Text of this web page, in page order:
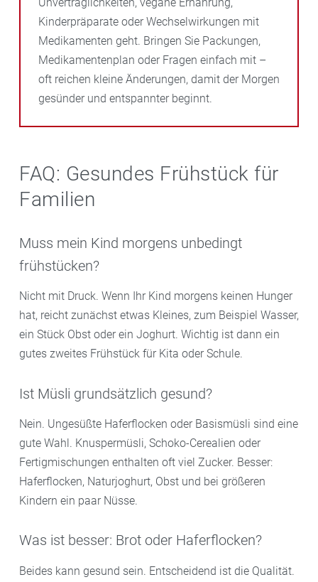
Kinderpräparate oder Wechselwirkungen mit
Medikamenten geht. Bringen Sie Packungen,
Medikamentenplan oder Fragen einfach mit –
oft reichen kleine Änderungen, damit der Morgen
gesünder und entspannter beginnt.
FAQ: Gesundes Frühstück für
Familien
Muss mein Kind morgens unbedingt
frühstücken?
Nicht mit Druck. Wenn Ihr Kind morgens keinen Hunger
hat, reicht zunächst etwas Kleines, zum Beispiel Wasser,
ein Stück Obst oder ein Joghurt. Wichtig ist dann ein
gutes zweites Frühstück für Kita oder Schule.
Ist Müsli grundsätzlich gesund?
Nein. Ungesüßte Haferflocken oder Basismüsli sind eine
gute Wahl. Knuspermüsli, Schoko-Cerealien oder
Fertigmischungen enthalten oft viel Zucker. Besser:
Haferflocken, Naturjoghurt, Obst und bei größeren
Kindern ein paar Nüsse.
Was ist besser: Brot oder Haferflocken?
Beides kann gesund sein. Entscheidend ist die Qualität.